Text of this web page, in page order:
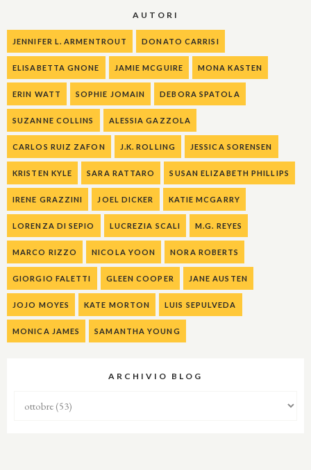
AUTORI
JENNIFER L. ARMENTROUT DONATO CARRISI
ELISABETTA GNONE JAMIE MCGUIRE MONA KASTEN
ERIN WATT SOPHIE JOMAIN DEBORA SPATOLA
SUZANNE COLLINS ALESSIA GAZZOLA
CARLOS RUIZ ZAFON J.K. ROLLING JESSICA SORENSEN
KRISTEN KYLE SARA RATTARO SUSAN ELIZABETH PHILLIPS
IRENE GRAZZINI JOEL DICKER KATIE MCGARRY
LORENZA DI SEPIO LUCREZIA SCALI M.G. REYES
MARCO RIZZO NICOLA YOON NORA ROBERTS
GIORGIO FALETTI GLEEN COOPER JANE AUSTEN
JOJO MOYES KATE MORTON LUIS SEPULVEDA
MONICA JAMES SAMANTHA YOUNG
ARCHIVIO BLOG